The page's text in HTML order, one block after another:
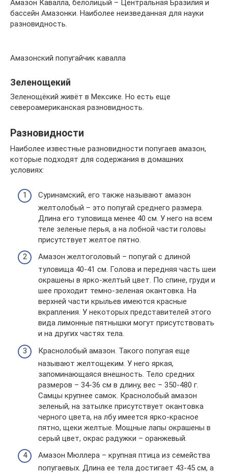
Амазон Кавалла, белолицый – Центральная Бразилия и
бассейн Амазонки. Наиболее неизведанная для науки
разновидность.
Амазонский попугайчик кавалла
Зеленощекий
Зеленощёкий живёт в Мексике. Но есть еще
североамериканская разновидность.
Разновидности
Наиболее известные разновидности попугаев амазон,
которые подходят для содержания в домашних
условиях:
Суринамский, его также называют амазон
желтолобый – это попугай среднего размера.
Длина его туловища менее 40 см. У него на всем
теле зеленые перья, а на лобной части головы
присутствует желтое пятно.
Амазон желтоголовый – попугай с длиной
туловища 40-41 см. Голова и передняя часть шеи
окрашены в ярко-желтый цвет. По спине, груди и
шее проходит темно-зеленая окантовка. На
верхней части крыльев имеются красные
вкрапления. У некоторых представителей этого
вида лимонные пятнышки могут присутствовать
и на других частях тела.
Краснолобый амазон. Такого попугая еще
называют желтощеким. У него яркая,
запоминающаяся внешность. Тело средних
размеров – 34-36 см в длину, вес – 350-480 г.
Самцы крупнее самок. Краснолобый амазон
зеленый, на затылке присутствует окантовка
черного цвета, на лбу имеется ярко-красное
пятно, щеки желтые. Мощные лапы окрашены в
серый цвет, окрас радужки – оранжевый.
Амазон Мюллера – крупная птица из семейства
попугаевых. Длина ее тела достигает 43-45 см, а